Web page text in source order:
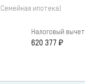
ипотека)
Налоговый вычет
620 377 ₽